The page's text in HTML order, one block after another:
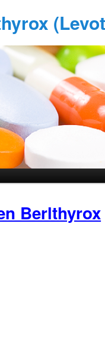
Berlthyrox